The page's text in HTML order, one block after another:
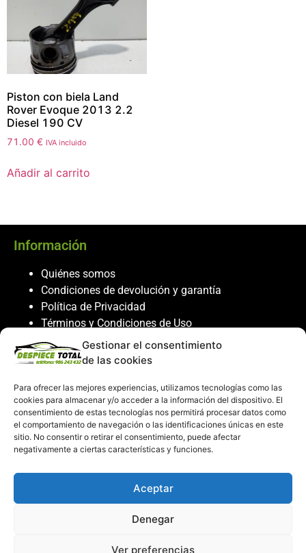
Gestionar el consentimiento
de las cookies
Para ofrecer las mejores experiencias, utilizamos tecnologías como las
cookies para almacenar y/o acceder a la información del dispositivo. El
consentimiento de estas tecnologías nos permitirá procesar datos como
el comportamiento de navegación o las identificaciones únicas en este
sitio. No consentir o retirar el consentimiento, puede afectar
negativamente a ciertas características y funciones.
Aceptar
Denegar
Ver preferencias
Piston con biela Land
Rover Evoque 2013 2.2
Diesel 190 CV
71.00 € IVA incluido
Añadir al carrito
Información
Quiénes somos
Condiciones de devolución y garantía
Política de Privacidad
Términos y Condiciones de Uso
Política de Cookies
Servicio al cliente
Contacto
986 243 432
608 867 074
recambiosdespiecetotal@gmail.com
Mi cuenta
Mi Cuenta